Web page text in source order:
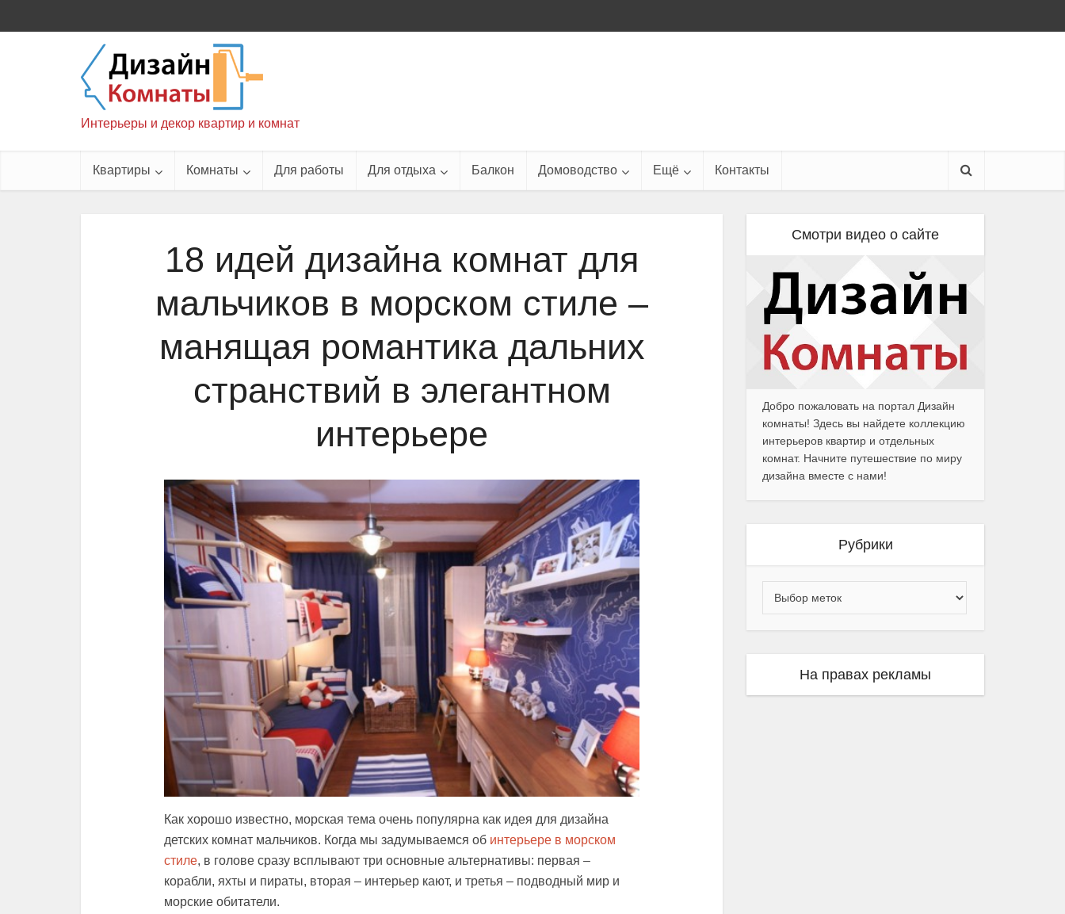
Интерьеры и декор квартир и комнат
Квартиры Комнаты Для работы Для отдыха Балкон Домоводство Ещё Контакты
18 идей дизайна комнат для
мальчиков в морском стиле –
манящая романтика дальних
странствий в элегантном
интерьере
Как хорошо известно, морская тема очень популярна как идея для дизайна
детских комнат мальчиков. Когда мы задумываемся об интерьере в морском
стиле, в голове сразу всплывают три основные альтернативы: первая –
корабли, яхты и пираты, вторая – интерьер кают, и третья – подводный мир и
морские обитатели.
Смотри видео о сайте
Добро пожаловать на портал Дизайн
комнаты! Здесь вы найдете коллекцию
интерьеров квартир и отдельных
комнат. Начните путешествие по миру
дизайна вместе с нами!
Рубрики
На правах рекламы